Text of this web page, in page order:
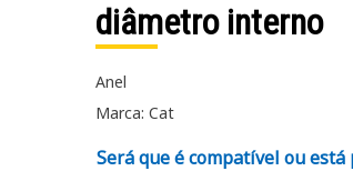
diâmetro interno
Anel
Marca: Cat
Será que é compatível ou